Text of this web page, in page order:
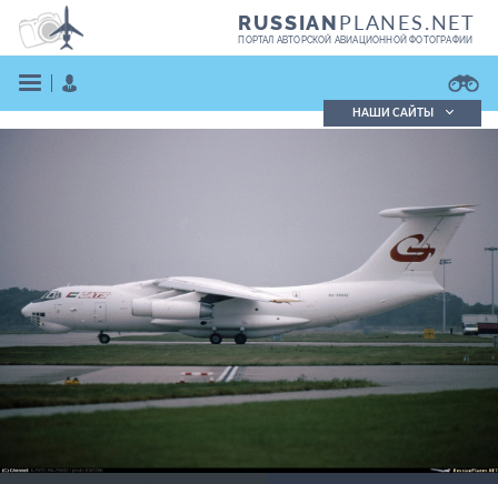
RUSSIANPLANES.NET
ПОРТАЛ АВТОРСКОЙ АВИАЦИОННОЙ ФОТОГРАФИИ
ЗАРЕГИСТРИРОВАТЬСЯ
НАШИ САЙТЫ